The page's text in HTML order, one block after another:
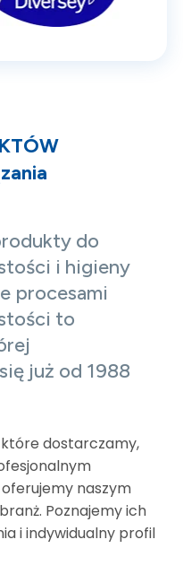
do
i higieny
procesami
to
już od 1988
dostarczamy,
naszym
Poznajemy ich
i indywidualny profil